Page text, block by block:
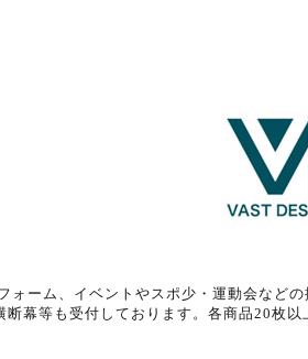
ォーム、イベントやスポ少・運動会など
断幕等も受付しております。各商品20枚